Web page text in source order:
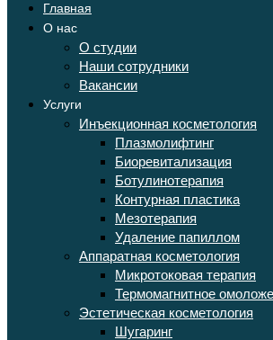
Главная
О нас
О студии
Наши сотрудники
Вакансии
Услуги
Инъекционная косметология
Плазмолифтинг
Биоревитализация
Ботулинотерапия
Контурная пластика
Мезотерапия
Удаление папиллом
Аппаратная косметология
Микротоковая терапия
Термомагнитное
Эстетическая косметология
Шугаринг